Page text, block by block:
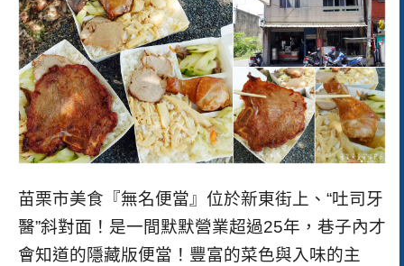
苗栗市美食『無名便當』位於新東街上、“吐司牙
醫”斜對面！是一間默默營業超過25年，巷子內才
會知道的隱藏版便當！豐富的菜色與入味的主